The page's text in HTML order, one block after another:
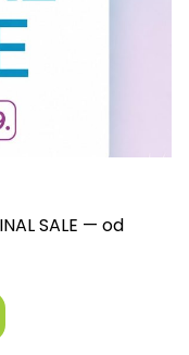
SALE — od